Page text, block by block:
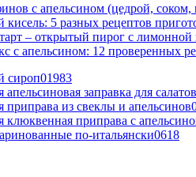
с апельсином (цедрой, соком,
5 разных рецептов
– открытый пирог с лимонной
с апельсином: 12 проверенных
сироп01983
апельсиновая заправка для
приправа из свеклы и апельсинов
клюквенная приправа с
по-итальянски0618